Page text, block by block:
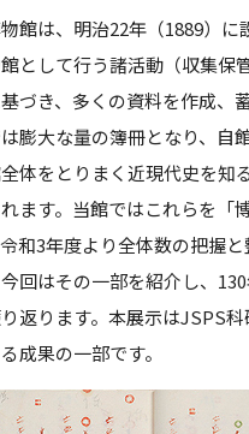
館は、明治22年（1889）に
として行う諸活動（収集保
づき、多くの資料を作成、
膨大な量の簿冊となり、自
体をとりまく近現代史を知
ます。当館ではこれらを「
和3年度より全体数の把握
回はその一部を紹介し、
返ります。本展示はJSPS
成果の一部です。